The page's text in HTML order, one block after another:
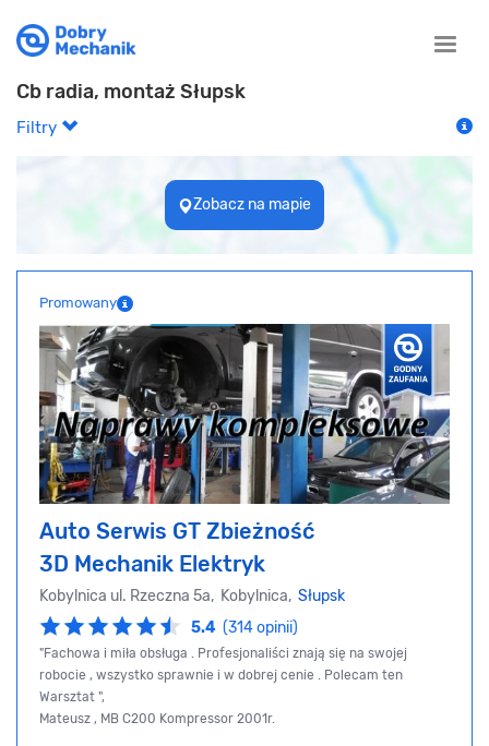
Toggle
Cb radia, montaż Słupsk
Filtry
Zobacz na mapie
Promowany
Auto Serwis GT Zbieżność
3D Mechanik Elektryk
Kobylnica ul. Rzeczna 5a, Kobylnica, Słupsk
5.4 (314 opinii)
"Fachowa i miła obsługa . Profesjonaliści znają się na swojej
robocie , wszystko sprawnie i w dobrej cenie . Polecam ten
Warsztat ",
Mateusz , MB C200 Kompressor 2001r.